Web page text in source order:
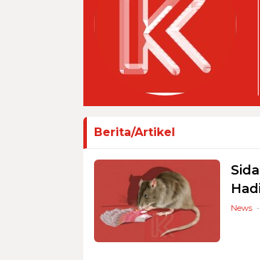
Berita/Artikel
News